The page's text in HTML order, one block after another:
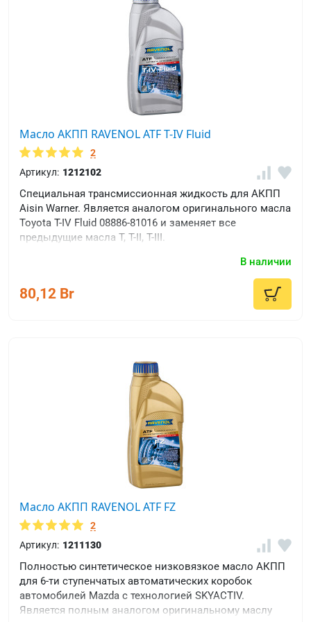
Масло АКПП RAVENOL ATF T-IV Fluid
2
Артикул: 1212102
Специальная трансмиссионная жидкость для АКПП
Aisin Warner. Является аналогом оригинального масла
Toyota T-IV Fluid 08886-81016 и заменяет все
предыдущие масла T, T-II, T-III.
В наличии
80,12 Br
Масло АКПП RAVENOL ATF FZ
2
Артикул: 1211130
Полностью синтетическое низковязкое масло АКПП
для 6-ти ступенчатых автоматических коробок
автомобилей Mazda с технологией SKYACTIV.
Является полным аналогом оригинальному маслу